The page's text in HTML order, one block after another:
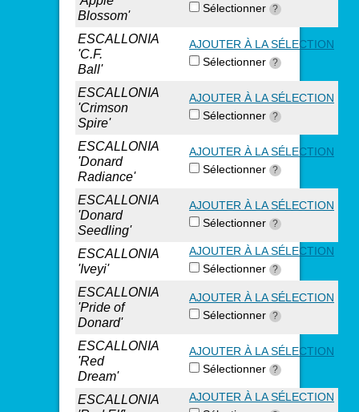
Blossom'
Sélectionner ?
ESCALLONIA
'C.F.
Ball'
AJOUTER À LA SÉLECTION
Sélectionner ?
ESCALLONIA
'Crimson
Spire'
AJOUTER À LA SÉLECTION
Sélectionner ?
ESCALLONIA
'Donard
Radiance'
AJOUTER À LA SÉLECTION
Sélectionner ?
ESCALLONIA
'Donard
Seedling'
AJOUTER À LA SÉLECTION
Sélectionner ?
ESCALLONIA
'Iveyi'
AJOUTER À LA SÉLECTION
Sélectionner ?
ESCALLONIA
'Pride of
Donard'
AJOUTER À LA SÉLECTION
Sélectionner ?
ESCALLONIA
'Red
Dream'
AJOUTER À LA SÉLECTION
Sélectionner ?
ESCALLONIA
AJOUTER À LA SÉLECTION